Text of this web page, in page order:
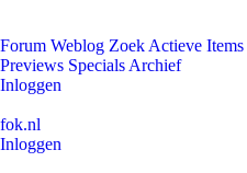
Forum Weblog Zoek Actieve Items
Previews Specials Archief
Inloggen
fok.nl
Inloggen